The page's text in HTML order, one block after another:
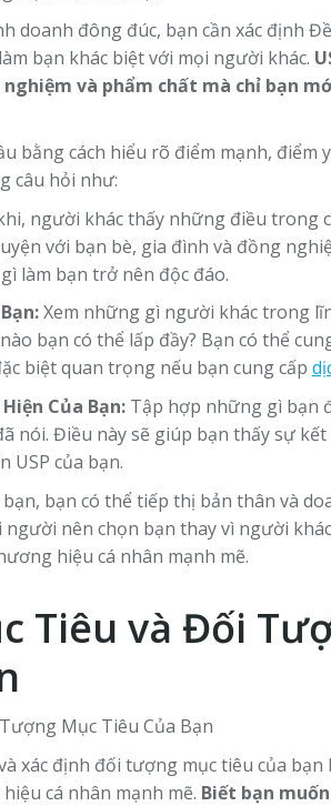
doanh đông đúc, bạn cần xác định
bạn khác biệt với mọi người khác.
và phẩm chất mà chỉ bạn
bằng cách hiểu rõ điểm mạnh, điểm
câu hỏi như:
người khác thấy những điều trong
với bạn bè, gia đình và đồng
làm bạn trở nên độc đáo.
Xem những gì người khác trong
bạn có thể lấp đầy? Bạn có thể
biệt quan trọng nếu bạn cung cấp
Của Bạn:Tập hợp những gì bạn
nói. Điều này sẽ giúp bạn thấy sự
USP của bạn.
bạn, bạn có thể tiếp thị bản thân và
nên chọn bạn thay vì người
hiệu cá nhân mạnh mẽ.
Tiêu và Đối
xác định đối tượng mục tiêu của
cá nhân mạnh mẽ. Biết bạn